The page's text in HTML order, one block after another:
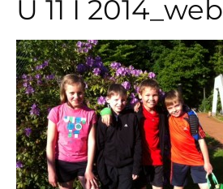
U 11 I 2014_web